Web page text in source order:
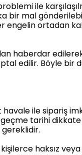
ile
bir mal
engelin ortadan
haberdar
edilir. Böyle bir
ile sipariş
tarihi
gereklidir.
haksız